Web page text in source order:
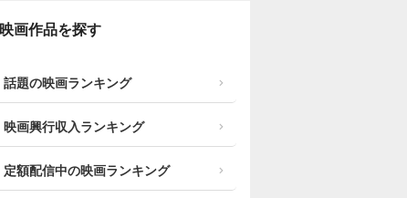
映画作品を探す
話題の映画ランキング
映画興行収入ランキング
定額配信中の映画ランキング